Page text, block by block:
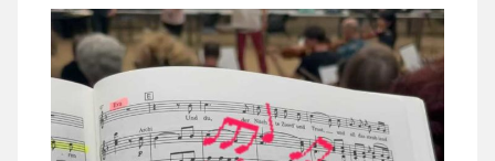
stuttgarter_oratorienchor
Juli 23